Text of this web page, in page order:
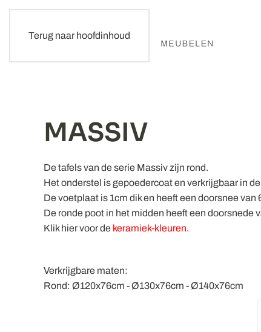
Terug naar hoofdinhoud
MASSIV
De tafels van de serie Massiv zijn rond.
Het onderstel is gepoedercoat en verkrijgbaar in
De voetplaat is 1cm dik en heeft een doorsnee van
De ronde poot in het midden heeft een doorsnede
Klik hier voor de keramiek-kleuren.
Verkrijgbare maten:
Rond: Ø120x76cm - Ø130x76cm - Ø140x76cm